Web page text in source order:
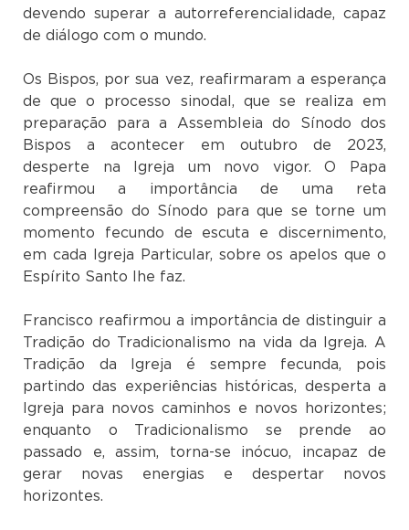
devendo superar a autorreferencialidade, capaz
de diálogo com o mundo.
Os Bispos, por sua vez, reafirmaram a esperança
de que o processo sinodal, que se realiza em
preparação para a Assembleia do Sínodo dos
Bispos a acontecer em outubro de 2023,
desperte na Igreja um novo vigor. O Papa
reafirmou a importância de uma reta
compreensão do Sínodo para que se torne um
momento fecundo de escuta e discernimento,
em cada Igreja Particular, sobre os apelos que o
Espírito Santo lhe faz.
Francisco reafirmou a importância de distinguir a
Tradição do Tradicionalismo na vida da Igreja. A
Tradição da Igreja é sempre fecunda, pois
partindo das experiências históricas, desperta a
Igreja para novos caminhos e novos horizontes;
enquanto o Tradicionalismo se prende ao
passado e, assim, torna-se inócuo, incapaz de
gerar novas energias e despertar novos
horizontes.